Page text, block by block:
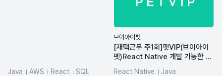
Java AWS React
SQL
브이아이펫
[재택근무 주1회]펫VIP(브이아이
펫)React Native 개발 가능한 풀
React Native
Java